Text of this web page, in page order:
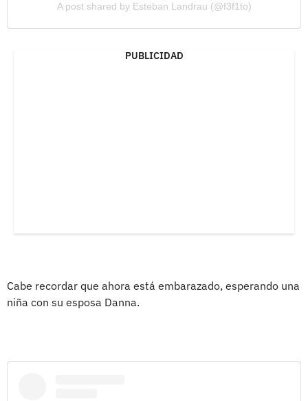
A post shared by Esteban Landrau (@f3f1to)
PUBLICIDAD
Cabe recordar que ahora está embarazado, esperando una
niña con su esposa Danna.